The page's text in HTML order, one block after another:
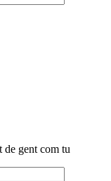
de gent com tu